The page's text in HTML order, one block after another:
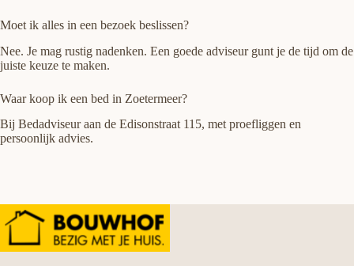
Moet ik alles in een bezoek beslissen?
Nee. Je mag rustig nadenken. Een goede adviseur gunt je de tijd om de
juiste keuze te maken.
Waar koop ik een bed in Zoetermeer?
Bij Bedadviseur aan de Edisonstraat 115, met proefliggen en
persoonlijk advies.